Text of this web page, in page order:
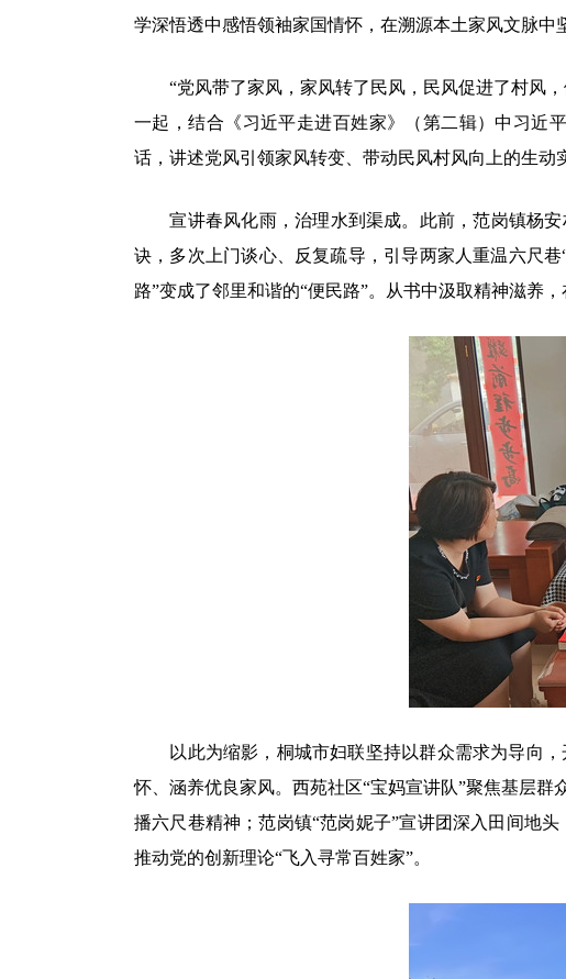
学深悟透中感悟领袖家国情怀，在溯源本土家风文脉中
“党风带了家风，家风转了民风，民风促进了村风，
一起，结合《习近平走进百姓家》（第二辑）中习近
话，讲述党风引领家风转变、带动民风村风向上的生动
宣讲春风化雨，治理水到渠成。此前，范岗镇杨安
诀，多次上门谈心、反复疏导，引导两家人重温六尺
路”变成了邻里和谐的“便民路”。从书中汲取精神滋养
以此为缩影，桐城市妇联坚持以群众需求为导向，
怀、涵养优良家风。西苑社区“宝妈宣讲队”聚焦基层
播六尺巷精神；范岗镇“范岗妮子”宣讲团深入田间地
推动党的创新理论“飞入寻常百姓家”。